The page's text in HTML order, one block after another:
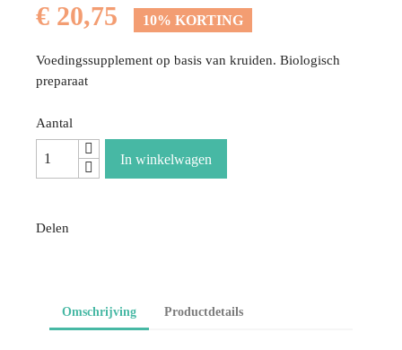
€ 20,75 10% KORTING
Voedingssupplement op basis van kruiden. Biologisch
preparaat
Aantal
In winkelwagen
Delen
Omschrijving Productdetails